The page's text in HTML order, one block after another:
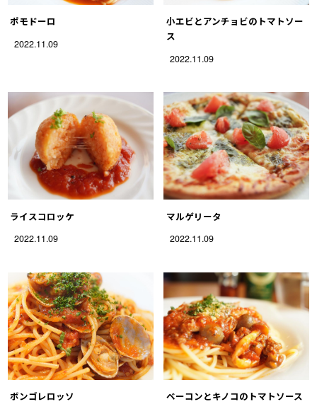
ポモドーロ
2022.11.09
小エビとアンチョビのトマトソー
ス
2022.11.09
ライスコロッケ
2022.11.09
マルゲリータ
2022.11.09
ボンゴレロッソ
ベーコンとキノコのトマトソース